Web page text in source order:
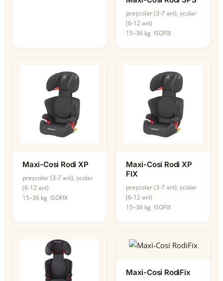
preșcolar (3-7 ani), școlar
(6-12 ani)
15–36 kg ISOFIX
Maxi-Cosi Rodi XP
preșcolar (3-7 ani), școlar
(6-12 ani)
15–36 kg ISOFIX
Maxi-Cosi Rodi XP
FIX
preșcolar (3-7 ani), școlar
(6-12 ani)
15–36 kg ISOFIX
Maxi-Cosi RodiFix